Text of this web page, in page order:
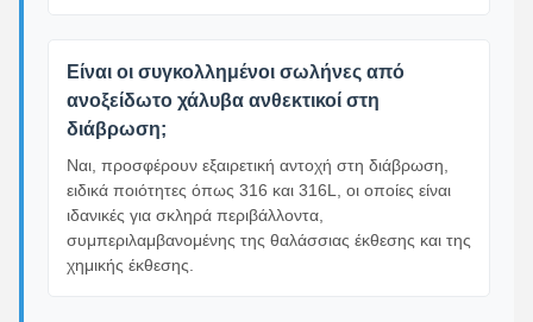
Είναι οι συγκολλημένοι σωλήνες από
ανοξείδωτο χάλυβα ανθεκτικοί στη
διάβρωση;
Ναι, προσφέρουν εξαιρετική αντοχή στη διάβρωση,
ειδικά ποιότητες όπως 316 και 316L, οι οποίες είναι
ιδανικές για σκληρά περιβάλλοντα,
συμπεριλαμβανομένης της θαλάσσιας έκθεσης και της
χημικής έκθεσης.